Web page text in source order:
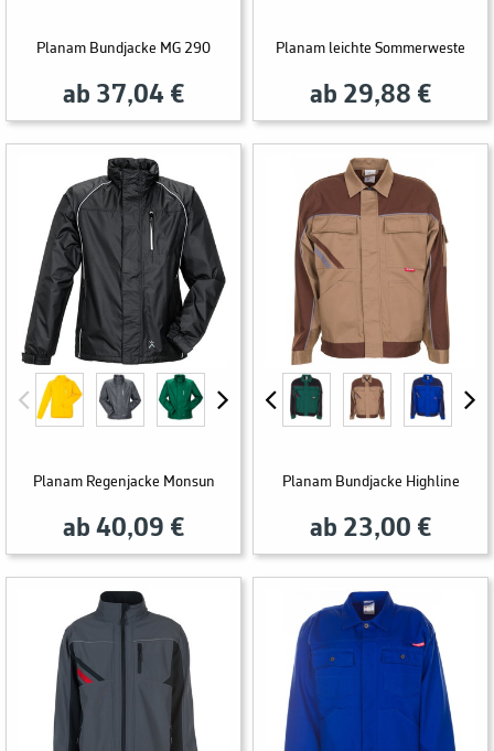
Planam Bundjacke MG 290
ab 37,04 €
Planam leichte Sommerweste
ab 29,88 €
Planam Regenjacke Monsun
ab 40,09 €
Planam Bundjacke Highline
ab 23,00 €